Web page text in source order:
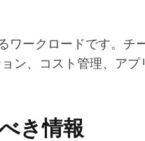
ワークロードです。チ
ン、コスト管理、ア
き情報